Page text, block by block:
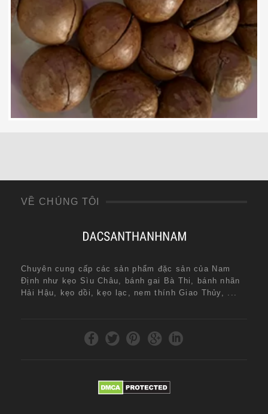
320,000
VỀ CHÚNG TÔI
Chuyên cung cấp các sản phẩm đặc sản của Nam
Định như kẹo Sìu Châu, bánh gai Bà Thi, bánh nhãn
Hải Hậu, kẹo dồi, kẹo lạc, nem thính Giao Thủy, ...